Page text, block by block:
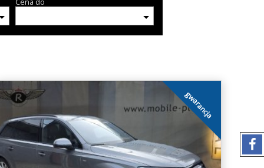
Cena do
gwarancja